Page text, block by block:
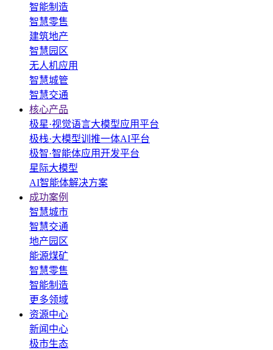
智能制造
智慧零售
建筑地产
智慧园区
无人机应用
智慧城管
智慧交通
核心产品
极星·视觉语言大模型应用平台
极栈·大模型训推一体AI平台
极智·智能体应用开发平台
星际大模型
AI智能体解决方案
成功案例
智慧城市
智慧交通
地产园区
能源煤矿
智慧零售
智能制造
更多领域
资源中心
新闻中心
极市生态